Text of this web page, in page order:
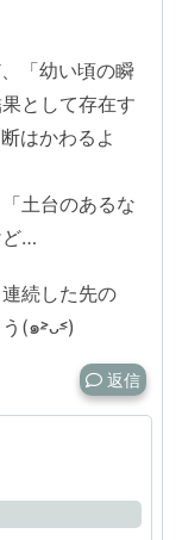
「幼い頃の瞬
として存在す
はかわるよ
土台のあるな
ど…
続した先の
(๑˃̵ᴗ˂̵)
返信